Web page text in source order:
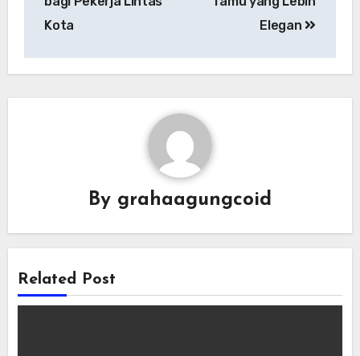
Kota
Elegan
By grahaagungcoid
Related Post